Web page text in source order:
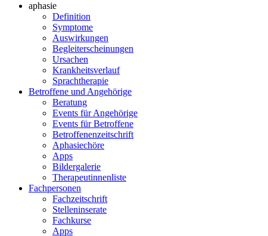
aphasie
Definition
Symptome
Auswirkungen
Begleiterscheinungen
Ursachen
Krankheitsverlauf
Sprachtherapie
Betroffene und Angehörige
Beratung
Events für Angehörige
Events für Betroffene
Betroffenenzeitschrift
Aphasiechöre
Apps
Bildergalerie
Therapeutinnenliste
Fachpersonen
Fachzeitschrift
Stelleninserate
Fachkurse
Apps